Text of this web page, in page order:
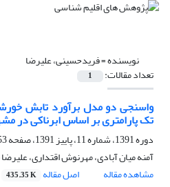
نویسنده =فریدحسینی، علیرضا
تعداد مقالات: 1
واسنجی دو مدل برآورد تابش
تک پارامتری بر اساس ابرناکی در
دوره 1391، شماره 11، پاییز 1391، صفحه
آمنه میان آبادی، مهرنوش اقتداری،
مشاهده مقاله
اصل مقاله 435.35 K